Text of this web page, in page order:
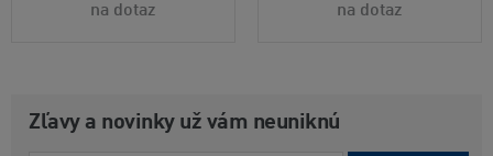
na dotaz na dotaz
Zľavy a novinky už vám neuniknú